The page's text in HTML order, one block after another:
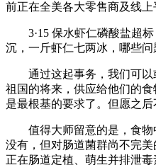
前正在全美各大零售商及线上
3·15 保水虾仁磷酸盐超标
沉，一斤虾仁七两冰，哪些问
通过这起事务，我们可以
祖国的将来，供应给他们的
是最根基的要求了。但愿之后
值得大师留意的是，食物
没有，但对肠道菌群尚不完
正在肠道定植、萌生并排泄